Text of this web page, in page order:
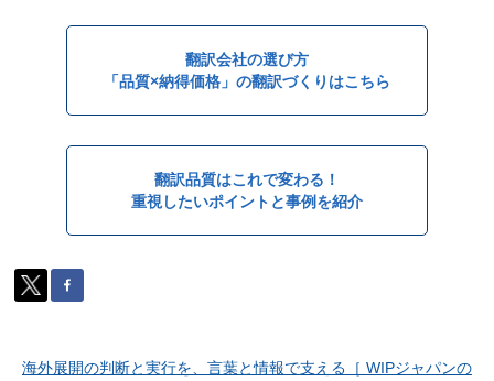
翻訳会社の選び方
「品質×納得価格」の翻訳づくりはこちら
翻訳品質はこれで変わる！
重視したいポイントと事例を紹介
海外展開の判断と実行を、言葉と情報で支える［ WIPジャパンの